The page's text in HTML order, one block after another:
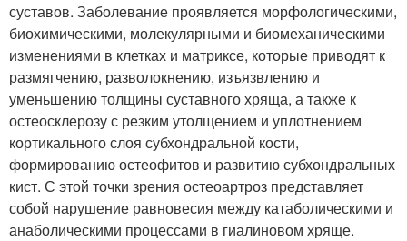
суставов. Заболевание проявляется морфологическими,
биохимическими, молекулярными и биомеханическими
изменениями в клетках и матриксе, которые приводят к
размягчению, разволокнению, изъязвлению и
уменьшению толщины суставного хряща, а также к
остеосклерозу с резким утолщением и уплотнением
кортикального слоя субхондральной кости,
формированию остеофитов и развитию субхондральных
кист. С этой точки зрения остеоартроз представляет
собой нарушение равновесия между катаболическими и
анаболическими процессами в гиалиновом хряще.